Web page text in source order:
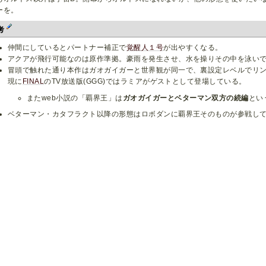
を。
仲間にしているとパートナー補正で覚醒人１号が出やすくなる。
アクアが飛行可能なのは原作準拠。豪雨を発生させ、水を操りその中を泳い
冒頭で触れた通り本作はガオガイガーと世界観が同一で、裏設定レベルでリ
現に FINALのTV放送版(GGG)ではラミアがゲストとして登場している。
またweb小説の「覇界王」は ガオガイガーとベターマン双方の続編 と
ベターマン・カタフラクト以降の形態はロボダンに覇界王そのものが参戦し